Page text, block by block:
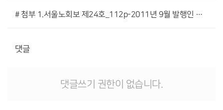
# 첨부 1.서울노회보 제24호_112p-2011년 9월 발행인 최대준 목사_편집인 장창덕 목사-01.pdf
댓글
댓글쓰기 권한이 없습니다.